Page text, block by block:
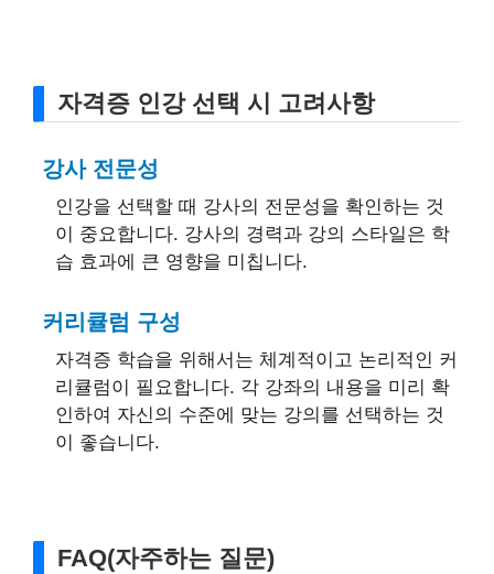
자격증 인강 선택 시 고려사항
강사 전문성
인강을 선택할 때 강사의 전문성을 확인하는 것
이 중요합니다. 강사의 경력과 강의 스타일은 학
습 효과에 큰 영향을 미칩니다.
커리큘럼 구성
자격증 학습을 위해서는 체계적이고 논리적인 커
리큘럼이 필요합니다. 각 강좌의 내용을 미리 확
인하여 자신의 수준에 맞는 강의를 선택하는 것
이 좋습니다.
FAQ(자주하는 질문)